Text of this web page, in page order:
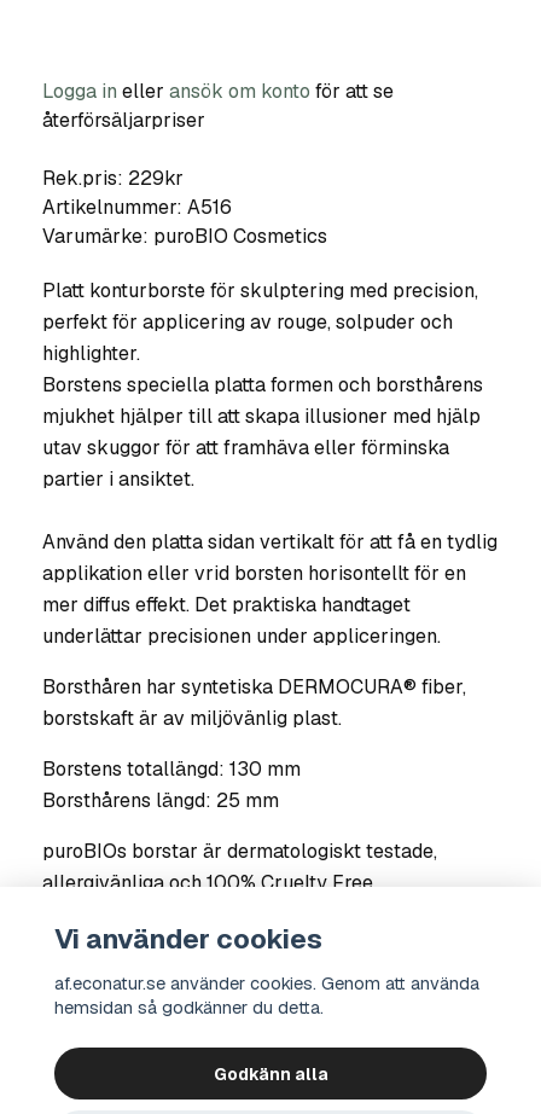
Logga in eller ansök om konto för att se
återförsäljarpriser
Rek.pris: 229kr
Artikelnummer: A516
Varumärke: puroBIO Cosmetics
Platt konturborste för skulptering med precision,
perfekt för applicering av rouge, solpuder och
highlighter.
Borstens speciella platta formen och borsthårens
mjukhet hjälper till att skapa illusioner med hjälp
utav skuggor för att framhäva eller förminska
partier i ansiktet.
Använd den platta sidan vertikalt för att få en tydlig
applikation eller vrid borsten horisontellt för en
mer diffus effekt. Det praktiska handtaget
underlättar precisionen under appliceringen.
Borsthåren har syntetiska DERMOCURA® fiber,
borstskaft är av miljövänlig plast.
Borstens totallängd: 130 mm
Borsthårens längd: 25 mm
puroBIOs borstar är dermatologiskt testade,
allergivänliga och 100% Cruelty Free.
Tvätta borsten väl efter användning med en mild
Integritetspolicy Köpvillkor
Vi använder cookies
af.econatur.se använder cookies. Genom att använda
hemsidan så godkänner du detta.
Godkänn alla